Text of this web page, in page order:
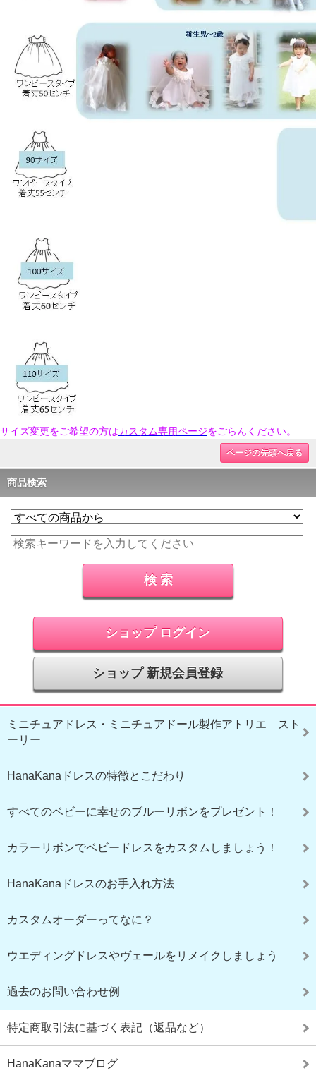
サイズ変更をご希望の方はカスタム専用ページをごらんください。
ページの先頭へ戻る
商品検索
ショップ ログイン
ショップ 新規会員登録
ミニチュアドレス・ミニチュアドール製作アトリエ スト
ーリー
HanaKanaドレスの特徴とこだわり
すべてのベビーに幸せのブルーリボンをプレゼント！
カラーリボンでベビードレスをカスタムしましょう！
HanaKanaドレスのお手入れ方法
カスタムオーダーってなに？
ウエディングドレスやヴェールをリメイクしましょう
過去のお問い合わせ例
特定商取引法に基づく表記（返品など）
HanaKanaママブログ